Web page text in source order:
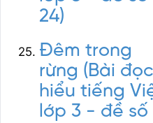
24)
Đêm trong
rừng (Bài đọc
hiểu tiếng
lớp 3 - đề số